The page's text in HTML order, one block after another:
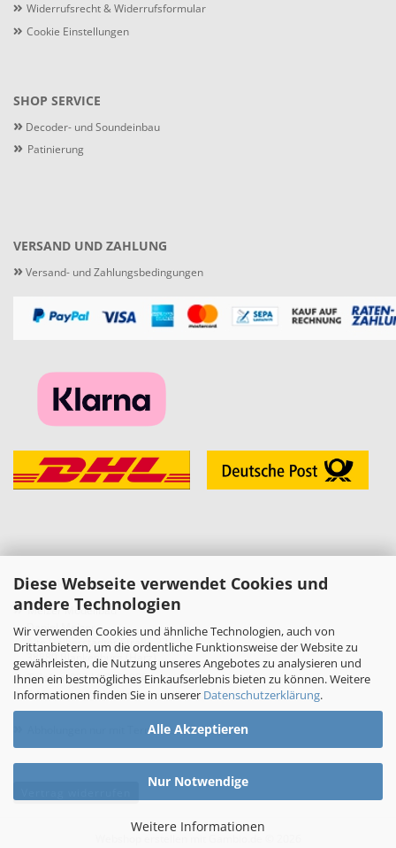
Diese Webseite verwendet Cookies und
andere Technologien
Wir verwenden Cookies und ähnliche Technologien, auch von
Drittanbietern, um die ordentliche Funktionsweise der Website zu
gewährleisten, die Nutzung unseres Angebotes zu analysieren und
Ihnen ein bestmögliches Einkaufserlebnis bieten zu können. Weitere
Informationen finden Sie in unserer Datenschutzerklärung.
Alle Akzeptieren
Nur Notwendige
Weitere Informationen
Widerrufsrecht & Widerrufsformular
Cookie Einstellungen
SHOP SERVICE
» Decoder- und Soundeinbau
» Patinierung
VERSAND UND ZAHLUNG
» Versand- und Zahlungsbedingungen
KONTAKT
» Melzer Modellbau
Daniel Melzer
Alte Halberstädter Straße 22
38889 Blankenburg (Harz)
» Telefon: 03944-3665950
E-Mail:shop[at]melzer-modellbau.de
Abholungen nur mit Terminvereinbarung!